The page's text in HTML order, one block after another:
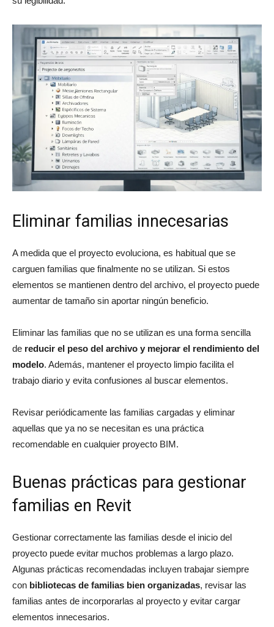
Eliminar familias innecesarias
A medida que el proyecto evoluciona, es habitual que se
carguen familias que finalmente no se utilizan. Si estos
elementos se mantienen dentro del archivo, el proyecto puede
aumentar de tamaño sin aportar ningún beneficio.
Eliminar las familias que no se utilizan es una forma sencilla
de reducir el peso del archivo y mejorar el rendimiento del
modelo. Además, mantener el proyecto limpio facilita el
trabajo diario y evita confusiones al buscar elementos.
Revisar periódicamente las familias cargadas y eliminar
aquellas que ya no se necesitan es una práctica
recomendable en cualquier proyecto BIM.
Buenas prácticas para gestionar
familias en Revit
Gestionar correctamente las familias desde el inicio del
proyecto puede evitar muchos problemas a largo plazo.
Algunas prácticas recomendadas incluyen trabajar siempre
con bibliotecas de familias bien organizadas, revisar las
familias antes de incorporarlas al proyecto y evitar cargar
elementos innecesarios.